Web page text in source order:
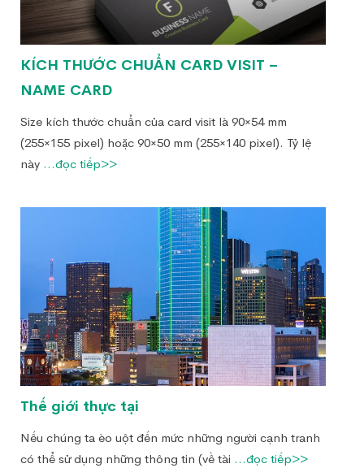
KÍCH THƯỚC CHUẨN CARD VISIT –
NAME CARD
Size kích thước chuẩn của card visit là 90×54 mm
(255×155 pixel) hoặc 90×50 mm (255×140 pixel). Tỷ lệ
này ...đọc tiếp>>
Thế giới thực tại
Nếu chúng ta èo uột đến mức những người cạnh tranh
có thể sử dụng những thông tin (về tài ...đọc tiếp>>